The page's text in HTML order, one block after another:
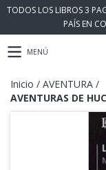
TODOS LOS LIBROS 3
PAÍS EN
MENÚ
Inicio / AVENTURA /
AVENTURAS DE